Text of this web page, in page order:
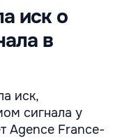
иск о
в
иск,
сигнала у
Agence France-